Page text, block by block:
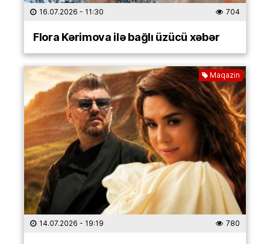
16.07.2026 - 11:30 704
Flora Kərimova ilə bağlı üzücü xəbər
Maqazin
14.07.2026 - 19:19 780